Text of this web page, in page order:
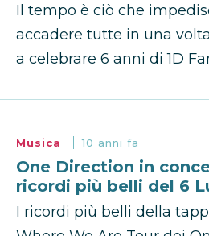
Il tempo è ciò che
accadere tutte in una
a celebrare 6 anni di 1D
Musica 10 anni fa
One Direction in
ricordi più belli del 6
I ricordi più belli della